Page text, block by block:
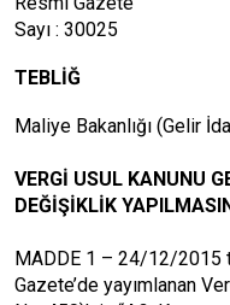
Sayı : 30025
TEBLİĞ
Maliye Bakanlığı (Gelir
VERGİ USUL KANUNU
DEĞİŞİKLİK
MADDE 1 – 24/12/2015
Gazete’de yayımlanan